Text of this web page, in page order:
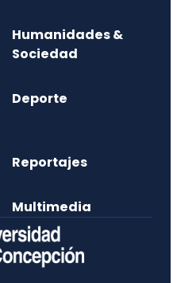
Humanidades &
Sociedad
Deporte
Reportajes
Multimedia